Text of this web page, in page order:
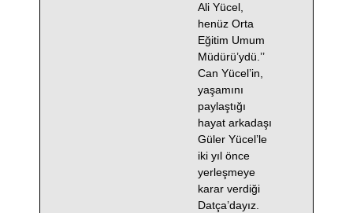
Ali Yücel,
henüz Orta
Eğitim Umum
Müdürü’ydü.’’
Can Yücel’in,
yaşamını
paylaştığı
hayat arkadaşı
Güler Yücel’le
iki yıl önce
yerleşmeye
karar verdiği
Datça’dayız.